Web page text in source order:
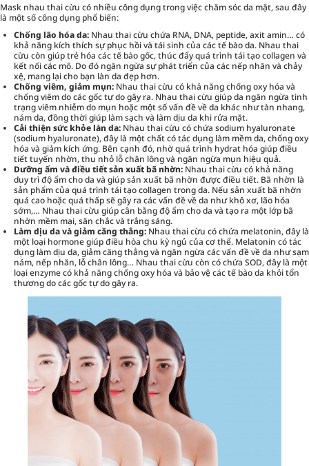
Mask nhau thai cừu có nhiều công dụng trong việc chăm sóc da mặt, sau đây
là một số công dụng phổ biến:
Chống lão hóa da: Nhau thai cừu chứa RNA, DNA, peptide, axit amin… có
khả năng kích thích sự phục hồi và tái sinh của các tế bào da. Nhau thai
cừu còn giúp trẻ hóa các tế bào gốc, thúc đẩy quá trình tái tạo collagen và
kết nối các mô. Do đó ngăn ngừa sự phát triển của các nếp nhăn và chảy
xệ, mang lại cho bạn làn da đẹp hơn.
Chống viêm, giảm mụn: Nhau thai cừu có khả năng chống oxy hóa và
chống viêm do các gốc tự do gây ra. Nhau thai cừu giúp da ngăn ngừa tình
trạng viêm nhiễm do mụn hoặc một số vấn đề về da khác như tàn nhang,
nám da, đồng thời giúp làm sạch và làm dịu da khi rửa mặt.
Cải thiện sức khỏe làn da: Nhau thai cừu có chứa sodium hyaluronate
(sodium hyaluronate), đây là một chất có tác dụng làm mềm da, chống oxy
hóa và giảm kích ứng. Bên cạnh đó, nhờ quá trình hydrat hóa giúp điều
tiết tuyến nhờn, thu nhỏ lỗ chân lông và ngăn ngừa mụn hiệu quả.
Dưỡng ẩm và điều tiết sản xuất bã nhờn: Nhau thai cừu có khả năng
duy trì độ ẩm cho da và giúp sản xuất bã nhờn được điều tiết. Bã nhờn là
sản phẩm của quá trình tái tạo collagen trong da. Nếu sản xuất bã nhờn
quá cao hoặc quá thấp sẽ gây ra các vấn đề về da như khô xơ, lão hóa
sớm,… Nhau thai cừu giúp cân bằng độ ẩm cho da và tạo ra một lớp bã
nhờn mềm mại, săn chắc và trắng sáng.
Làm dịu da và giảm căng thẳng: Nhau thai cừu có chứa melatonin, đây là
một loại hormone giúp điều hòa chu kỳ ngủ của cơ thể. Melatonin có tác
dụng làm dịu da, giảm căng thẳng và ngăn ngừa các vấn đề về da như sạm
nám, nếp nhăn, lỗ chân lông… Nhau thai cừu còn có chứa SOD, đây là một
loại enzyme có khả năng chống oxy hóa và bảo vệ các tế bào da khỏi tổn
thương do các gốc tự do gây ra.